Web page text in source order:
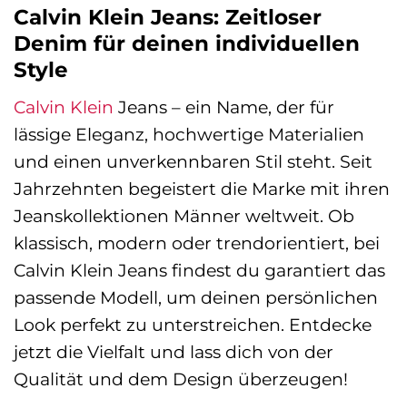
Calvin Klein Jeans: Zeitloser
Denim für deinen individuellen
Style
Calvin Klein Jeans – ein Name, der für
lässige Eleganz, hochwertige Materialien
und einen unverkennbaren Stil steht. Seit
Jahrzehnten begeistert die Marke mit ihren
Jeanskollektionen Männer weltweit. Ob
klassisch, modern oder trendorientiert, bei
Calvin Klein Jeans findest du garantiert das
passende Modell, um deinen persönlichen
Look perfekt zu unterstreichen. Entdecke
jetzt die Vielfalt und lass dich von der
Qualität und dem Design überzeugen!